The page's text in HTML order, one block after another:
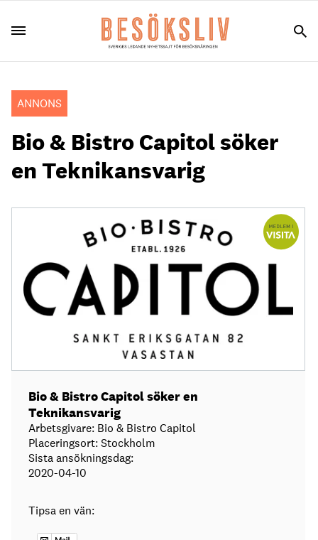
ANNONS
Bio & Bistro Capitol söker
en Teknikansvarig
Bio & Bistro Capitol söker en
Teknikansvarig
Arbetsgivare: Bio & Bistro Capitol
Placeringsort: Stockholm
Sista ansökningsdag:
2020-04-10
Tipsa en vän: